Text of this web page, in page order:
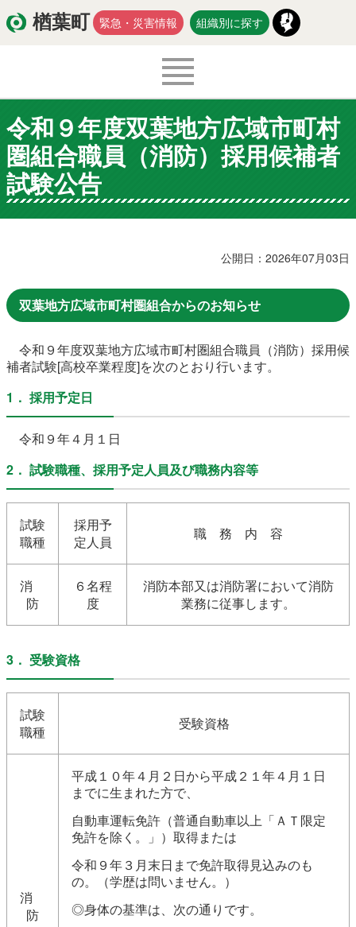
楢葉町 緊急・災害情報 組織別に探す
くらし・環境 出産・子育て
医療・健康・福祉
農林水産業 新規造成区画
楢葉町について
町役場・施設 広報・広聴
復興・計画
教育委員会 農業委員会 選挙
例規集
令和９年度双葉地方広域市町村
圏組合職員（消防）採用候補者
試験公告
公開日：2026年07月03日
双葉地方広域市町村圏組合からのお知らせ
令和９年度双葉地方広域市町村圏組合職員（消防）採用候
補者試験[高校卒業程度]を次のとおり行います。
1． 採用予定日
令和９年４月１日
2． 試験職種、採用予定人員及び職務内容等
試験
職種
採用予
定人員
職 務 内 容
消
防
６名程
度
消防本部又は消防署において消防
業務に従事します。
3． 受験資格
試験
職種
受験資格
消
防
平成１０年４月２日から平成２１年４月１日
までに生まれた方で、
自動車運転免許（普通自動車以上「ＡＴ限定
免許を除く。」）取得または
令和９年３月末日まで免許取得見込みのも
の。（学歴は問いません。）
◎身体の基準は、次の通りです。